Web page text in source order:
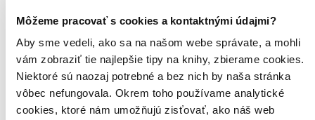
Môžeme pracovať s cookies a kontaktnými údajmi?
Aby sme vedeli, ako sa na našom webe správate, a mohli
vám zobraziť tie najlepšie tipy na knihy, zbierame cookies.
Niektoré sú naozaj potrebné a bez nich by naša stránka
vôbec nefungovala. Okrem toho používame analytické
cookies, ktoré nám umožňujú zisťovať, ako náš web
Nemecko (52 titulov) Nemecko
52
Spojené kráľovstvo (52 titulov)
Spojené kráľovstvo
Taliansko (24 titulov)Taliansko 24
severský (4 tituly)severský 4
Nórsko (4 tituly)Nórsko 4
Kanada (4 tituly)
Grécko (4 tituly)Grécko4
Poľsko (2 tituly)Poľsko2